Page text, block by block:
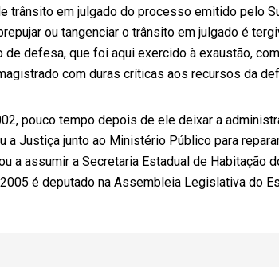
trânsito em julgado do processo emitido pelo
ou tangenciar o trânsito em julgado é
defesa, que foi aqui exercido à exaustão,
com duras críticas aos recursos da
pouco tempo depois de ele deixar a
a Justiça junto ao Ministério Público para
a assumir a Secretaria Estadual de Habitação
é deputado na Assembleia Legislativa do